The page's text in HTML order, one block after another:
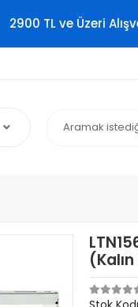
2900 TL ve Üzeri